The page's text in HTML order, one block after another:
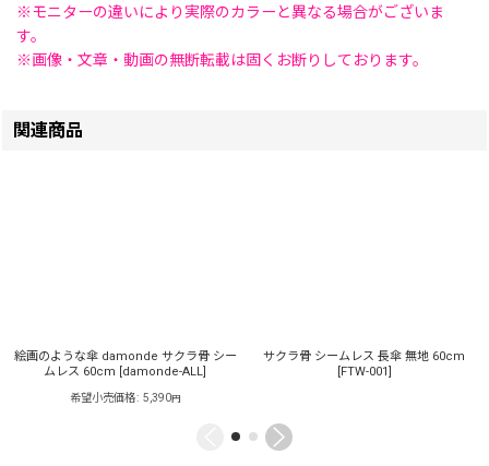
※モニターの違いにより実際のカラーと異なる場合がございま
す。
※画像・文章・動画の無断転載は固くお断りしております。
関連商品
絵画のような傘 damonde サクラ骨 シー
ムレス 60cm
damonde-ALL
希望小売価格: 5,390円
サクラ骨 シームレス 長傘 無地 60cm
FTW-001